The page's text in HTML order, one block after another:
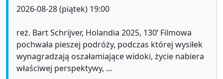
2026-08-28 (piątek) 19:00
reż. Bart Schrijver, Holandia 2025, 130’ Filmowa
pochwała pieszej podróży, podczas której wysiłek
wynagradzają oszałamiające widoki, życie nabiera
właściwej perspektywy, ...